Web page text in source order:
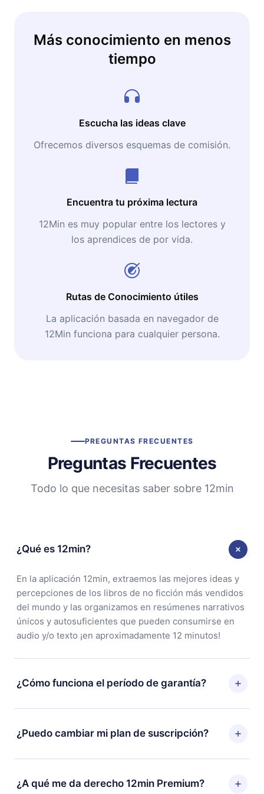
Más conocimiento en menos
tiempo
Escucha las ideas clave
Ofrecemos diversos esquemas de comisión.
Encuentra tu próxima lectura
12Min es muy popular entre los lectores y
los aprendices de por vida.
Rutas de Conocimiento útiles
La aplicación basada en navegador de
12Min funciona para cualquier persona.
PREGUNTAS FRECUENTES
Preguntas Frecuentes
Todo lo que necesitas saber sobre 12min
¿Qué es 12min?
En la aplicación 12min, extraemos las mejores ideas y
percepciones de los libros de no ficción más vendidos
del mundo y las organizamos en resúmenes narrativos
únicos y autosuficientes que pueden consumirse en
audio y/o texto ¡en aproximadamente 12 minutos!
¿Cómo funciona el período de garantía?
Puedes descargar nuestra aplicación y comenzar a
disfrutar de nuestra biblioteca. Si por alguna razón no
estás satisfecho con nuestra plataforma, simplemente
a la compra y solicita el reembolso del valor. Recibirás
¿Puedo cambiar mi plan de suscripción?
Sí, pero el cambio solo se aplicará a partir del próximo
período de facturación. Por ejemplo, si decides
cambiar tu suscripción mensual a anual, después de
¿A qué me da derecho 12min Premium?